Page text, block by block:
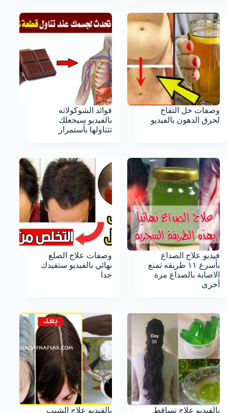
وصفات خل التفاح
لحرق الدهون بالفيديو
فوائد الشوكولاته
بالفيديو سيجعلك
تتناولها بأستمرار
فيديو علاج الصداع
بأسرع ١١ طريقه تمنع
الاصابة بالصداع مرة
أخرى
وصفات علاج الصلع
نهائي بالفيديو ستفيدك
جدا
بالفيديو علاج تساقط بالفيديو علاج الشيب